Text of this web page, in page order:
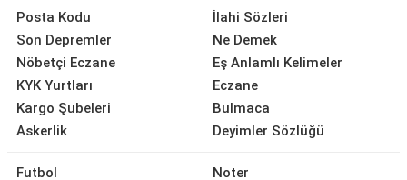
Posta Kodu
Son Depremler
Nöbetçi Eczane
KYK Yurtları
Kargo Şubeleri
Askerlik
İlahi Sözleri
Ne Demek
Eş Anlamlı Kelimeler
Eczane
Bulmaca
Deyimler Sözlüğü
Futbol
Noter